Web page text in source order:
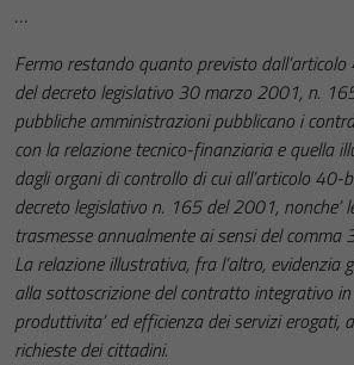
…
Fermo restando quanto previsto
del decreto legislativo 30 marzo 2001, n.
pubbliche amministrazioni pubblicano i
con la relazione tecnico-finanziaria e quella
dagli organi di controllo di cui all’articolo 40-
decreto legislativo n. 165 del 2001, nonche’
trasmesse annualmente ai sensi del comma
La relazione illustrativa, fra l’altro, evidenzia
alla sottoscrizione del contratto integrativo
produttivita’ ed efficienza dei servizi erogati,
richieste dei cittadini.